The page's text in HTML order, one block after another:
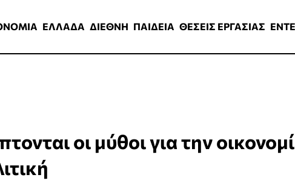
ΕΛΛΑΔΑ ΔΙΕΘΝΗ ΠΑΙΔΕΙΑ ΘΕΣΕΙΣ ΕΡΓΑΣΙΑΣ
οι μύθοι για την